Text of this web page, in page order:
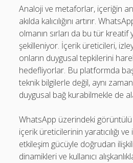
Analoji ve metaforlar, içeriğin
akılda kalıcılığını artırır.
olmanın sırları da bu tür kreatif
şekilleniyor. İçerik üreticileri,
onların duygusal tepkilerini
hedefliyorlar. Bu platformda
teknik bilgilerle değil, aynı
duygusal bağ kurabilmekle de
WhatsApp üzerindeki
içerik üreticilerinin yaratıcılığı
etkileşim gücüyle doğrudan
dinamikleri ve kullanıcı